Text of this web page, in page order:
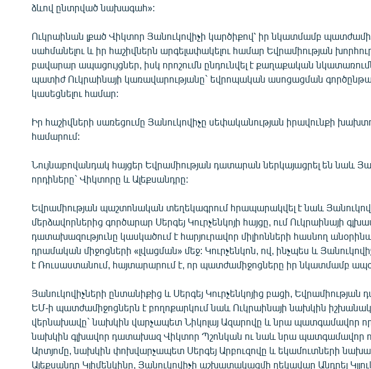
ձևով ընտրված նախագահ»:
Ուկրաինան լքած Վիկտոր Յանուկովիչի կարծիքով՝ իր նկատմամբ
սահմանելու և իր հաշիվներն արգելափակելու համար Եվրամիության
բավարար ապացույցներ, իսկ որոշումն ընդունվել է քաղաքական
պատիժ Ուկրաինայի կառավարությանը` եվրոպական ասոցացման
կասեցնելու համար:
Իր հաշիվների սառեցումը Յանուկովիչը սեփականության իրավունքի
համարում:
Նույնաբովանդակ հայցեր Եվրամիության դատարան ներկայացրել են նաև
որդիները` Վիկտորը և Ալեքսանդրը:
Եվրամիության պաշտոնական տեղեկագրում հրապարակվել է նաև
մերձավորներից գործարար Սերգեյ Կուրչենկոյի հայցը, ում Ուկրաինայի
դատախազությունը կասկածում է հարյուրավոր միլիոնների հասնող
դրամական միջոցների «լվացման» մեջ: Կուրչենկոն, ով, ինչպես և
է Ռուսաստանում, հայտարարում է, որ պատժամիջոցները իր նկատմամբ
Յանուկովիչների ընտանիքից և Սերգեյ Կուրչենկոյից բացի, Եվրամիության
ԵՄ-ի պատժամիջոցներն է բողոքարկում նաև Ուկրաինայի նախկին
վերնախավը` նախկին վարչապետ Նիկոլայ Ազարովը և նրա պատգամավոր
նախկին գլխավոր դատախազ Վիկտոր Պշոնկան ու նաև նրա պատգամավոր
Արտյոմը, նախկին փոխվարչապետ Սերգեյ Արբուզովը և եկամուտների
Ալեքսանդր Կլիմենկինը, Յանուկովիչի աշխատակազմի ղեկավար Անդրեյ